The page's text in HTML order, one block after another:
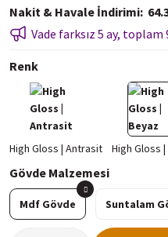
Nakit & Havale İndirimi
Vade farksız 5 ay,
Renk
Gövde Malzemesi
Mdf Gövde Suntalam